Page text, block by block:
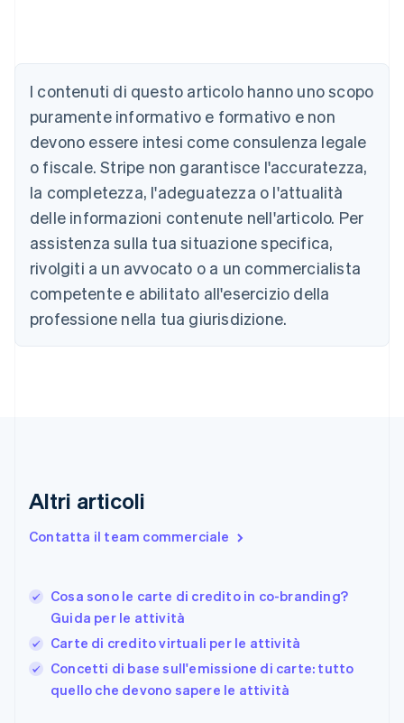
I contenuti di questo articolo hanno uno scopo
puramente informativo e formativo e non
devono essere intesi come consulenza legale
o fiscale. Stripe non garantisce l'accuratezza,
la completezza, l'adeguatezza o l'attualità
delle informazioni contenute nell'articolo. Per
assistenza sulla tua situazione specifica,
rivolgiti a un avvocato o a un commercialista
competente e abilitato all'esercizio della
professione nella tua giurisdizione.
Altri articoli
Contatta il team commerciale
Cosa sono le carte di credito in co-branding?
Guida per le attività
Carte di credito virtuali per le attività
Concetti di base sull'emissione di carte: tutto
quello che devono sapere le attività
English
Austria
Deutsch English
Belgio
NederlandsFrançaisDeutschEnglish
PortuguêsEnglish
Bulgaria
English
Canada
English Français
Cina continentale
Cipro
English
EnglishSvenska
FrançaisEnglish
Giappone
日本語English
English
Grecia
English